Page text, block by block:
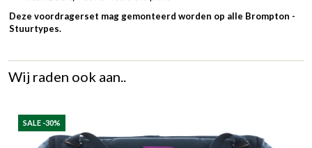
Deze voordragerset mag gemonteerd worden op alle Brompton -
Stuurtypes.
Wij raden ook aan..
SALE -30%